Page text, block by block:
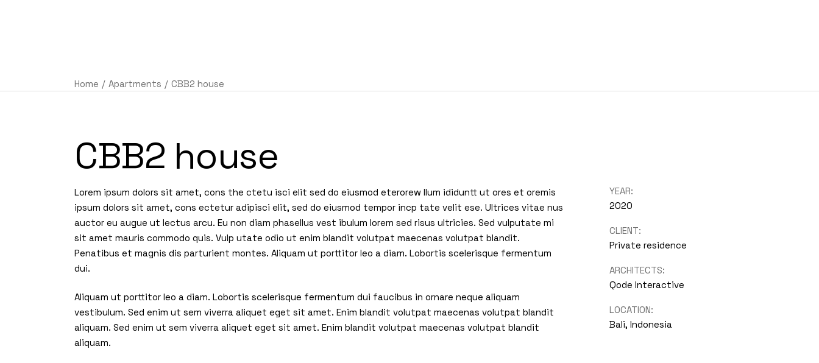
Home Apartments CBB2 house
CBB2 house
Lorem ipsum dolors sit amet, cons the ctetu isci elit sed do eiusmod eterorew llum ididuntt ut ores et oremis
ipsum dolors sit amet, cons ectetur adipisci elit, sed do eiusmod tempor incp tate velit ese. Ultrices vitae nus
auctor eu augue ut lectus arcu. Eu non diam phasellus vest ibulum lorem sed risus ultricies. Sed vulputate mi
sit amet mauris commodo quis. Vulp utate odio ut enim blandit volutpat maecenas volutpat blandit.
Penatibus et magnis dis parturient montes. Aliquam ut porttitor leo a diam. Lobortis scelerisque fermentum
dui.
Aliquam ut porttitor leo a diam. Lobortis scelerisque fermentum dui faucibus in ornare neque aliquam
vestibulum. Sed enim ut sem viverra aliquet eget sit amet. Enim blandit volutpat maecenas volutpat blandit
aliquam. Sed enim ut sem viverra aliquet eget sit amet. Enim blandit volutpat maecenas volutpat blandit
aliquam.
YEAR:
2020
CLIENT:
Private residence
ARCHITECTS:
Qode Interactive
LOCATION:
Bali, Indonesia